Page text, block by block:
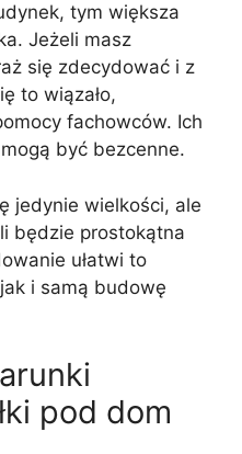
tym większa
Jeżeli masz
się zdecydować i z
to wiązało,
fachowców. Ich
być bezcenne.
jedynie wielkości, ale
będzie prostokątna
ułatwi to
i samą budowę
pod dom